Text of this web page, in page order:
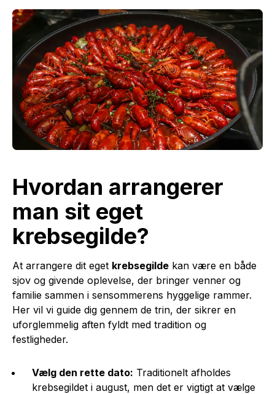
Hvordan arrangerer
man sit eget
krebsegilde?
At arrangere dit eget krebsegilde kan være en både
sjov og givende oplevelse, der bringer venner og
familie sammen i sensommerens hyggelige rammer.
Her vil vi guide dig gennem de trin, der sikrer en
uforglemmelig aften fyldt med tradition og
festligheder.
Vælg den rette dato: Traditionelt afholdes
krebsegildet i august, men det er vigtigt at vælge